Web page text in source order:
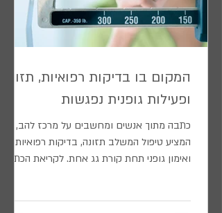
המקום בו בדיקות רפואיות, תזונה
ופעילות גופנית נפגשות
כתבה מתוך אנשים ומחשבים על מרכז להב,
המציע טיפול המשלב תזונה, בדיקות רפואיות,
ואימון גופני תחת קורת גג אחת. לקריאת הכתבה